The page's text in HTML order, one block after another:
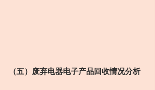
（五）废弃电器电子产品回收情况分析